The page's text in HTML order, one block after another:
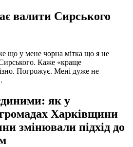
валити Сирського
що у мене чорна мітка що я не
Каже «краще
Погрожує. Мені дуже не
як у
Харківщини
змінювали підхід до